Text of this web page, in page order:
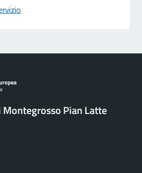
Montegrosso Pian Latte